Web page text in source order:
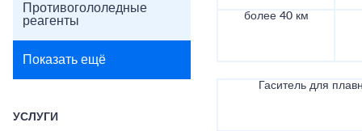
Противогололедные
реагенты
Показать ещё
УСЛУГИ
более 40 км
Гаситель для